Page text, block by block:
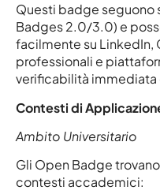
Questi badge seguono
Badges 2.0/3.0) e
facilmente su
professionali e
verificabilità
Contesti di
Ambito Universitario
Gli Open Badge
contesti accademici: